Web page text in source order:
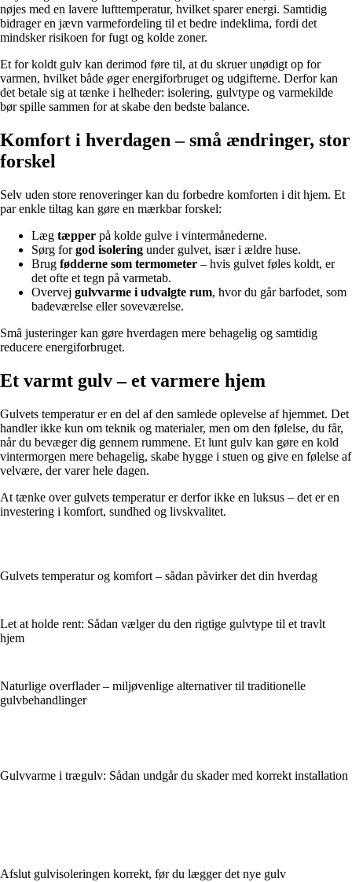
nøjes med en lavere lufttemperatur, hvilket sparer energi. Samtidig
bidrager en jævn varmefordeling til et bedre indeklima, fordi det
mindsker risikoen for fugt og kolde zoner.
Et for koldt gulv kan derimod føre til, at du skruer unødigt op for
varmen, hvilket både øger energiforbruget og udgifterne. Derfor kan
det betale sig at tænke i helheder: isolering, gulvtype og varmekilde
bør spille sammen for at skabe den bedste balance.
Komfort i hverdagen – små ændringer, stor
forskel
Selv uden store renoveringer kan du forbedre komforten i dit hjem. Et
par enkle tiltag kan gøre en mærkbar forskel:
Læg tæpper på kolde gulve i vintermånederne.
Sørg forgod isolering under gulvet, især i ældre huse.
Brug fødderne som termometer – hvis gulvet føles koldt, er
det ofte et tegn på varmetab.
Overvej gulvvarme i udvalgte rum, hvor du går barfodet, som
badeværelse eller soveværelse.
Små justeringer kan gøre hverdagen mere behagelig og samtidig
reducere energiforbruget.
Et varmt gulv – et varmere hjem
Gulvets temperatur er en del af den samlede oplevelse af hjemmet. Det
handler ikke kun om teknik og materialer, men om den følelse, du får,
når du bevæger dig gennem rummene. Et lunt gulv kan gøre en kold
vintermorgen mere behagelig, skabe hygge i stuen og give en følelse af
velvære, der varer hele dagen.
At tænke over gulvets temperatur er derfor ikke en luksus – det er en
investering i komfort, sundhed og livskvalitet.
Gulvets temperatur og komfort – sådan påvirker det din hverdag
Let at holde rent: Sådan vælger du den rigtige gulvtype til et travlt
hjem
Naturlige overflader – miljøvenlige alternativer til traditionelle
gulvbehandlinger
Gulvvarme i trægulv: Sådan undgår du skader med korrekt installation
Afslut gulvisoleringen korrekt, før du lægger det nye gulv